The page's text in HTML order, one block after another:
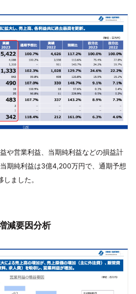
や営業利益、当期純利益などの損益計
期純利益は3億4,200万円で、通期予想
ました。
減要因分析